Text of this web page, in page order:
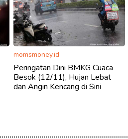
momsmoney.id
Peringatan Dini BMKG Cuaca
Besok (12/11), Hujan Lebat
dan Angin Kencang di Sini